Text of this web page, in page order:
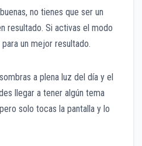
no tienes que ser un
resultado. Si activas el modo
un mejor resultado.
a plena luz del día y el
llegar a tener algún tema
solo tocas la pantalla y lo